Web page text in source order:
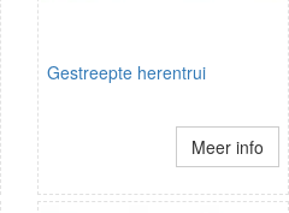
Gestreepte herentrui
Meer info